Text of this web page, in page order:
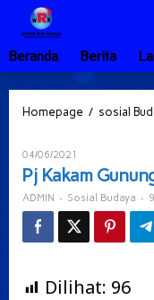
Lewati
konten
Beranda
Berita
Homepage / sosial
04/06/2021
ADMIN
Pj Kakam
ADMIN - Sosial Budaya -
Dilihat: 96